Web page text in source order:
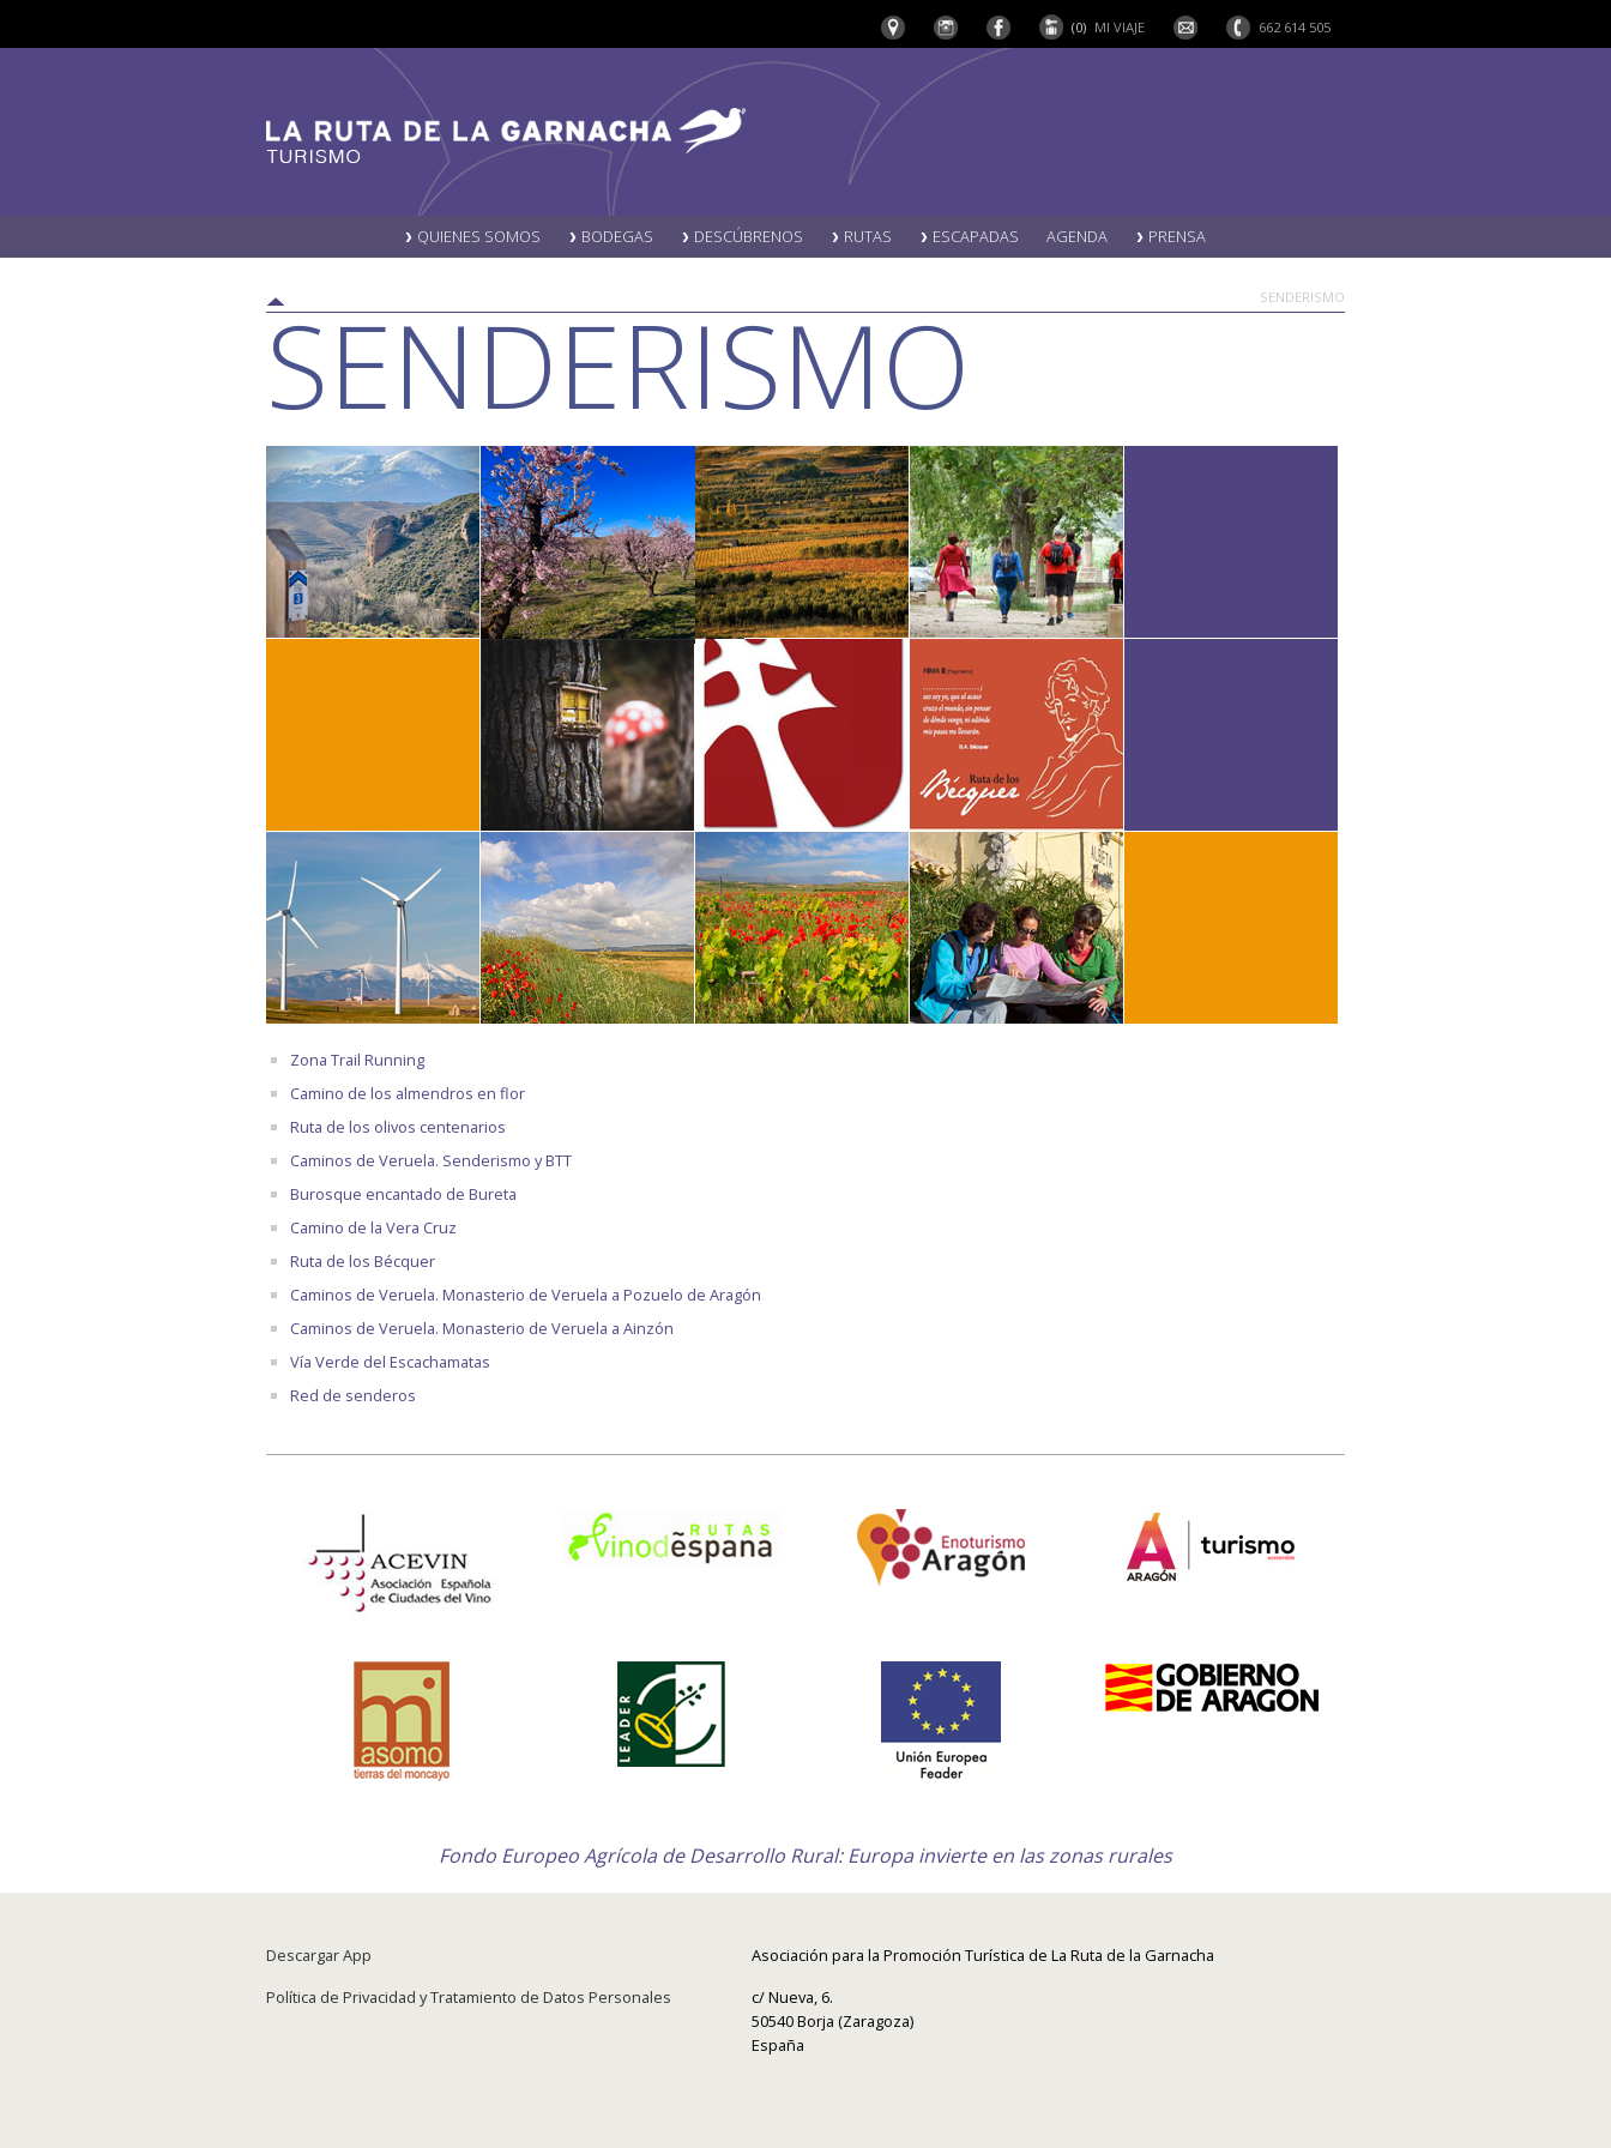
(0) MI VIAJE 662 614 505
QUIENES SOMOS BODEGAS DESCÚBRENOS RUTAS ESCAPADAS AGENDA PRENSA
SENDERISMO
SENDERISMO
Zona Trail Running
Camino de los almendros en flor
Ruta de los olivos centenarios
Caminos de Veruela. Senderismo y BTT
Burosque encantado de Bureta
Camino de la Vera Cruz
Ruta de los Bécquer
Caminos de Veruela. Monasterio de Veruela a Pozuelo de Aragón
Caminos de Veruela. Monasterio de Veruela a Ainzón
Vía Verde del Escachamatas
Red de senderos
Fondo Europeo Agrícola de Desarrollo Rural: Europa invierte en las zonas rurales
Descargar App
Política de Privacidad y Tratamiento de Datos Personales
Asociación para la Promoción Turística de La Ruta de la Garnacha
c/ Nueva, 6.
50540 Borja (Zaragoza)
España